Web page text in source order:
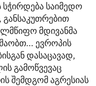
საიმედო
მდივანმა
ევროპის
დასაცავად,
გამოწვევაც
შემდგომ აგრესიას